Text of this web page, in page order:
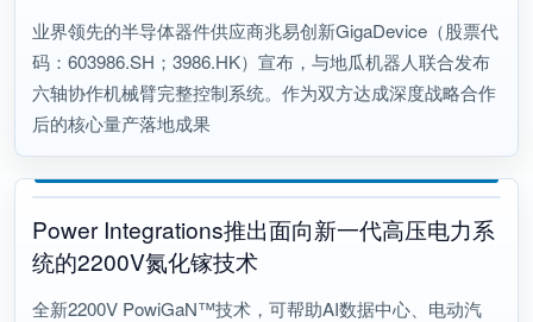
业界领先的半导体器件供应商兆易创新GigaDevice（股票代
码：603986.SH；3986.HK）宣布，与地瓜机器人联合发布
六轴协作机械臂完整控制系统。作为双方达成深度战略合作
后的核心量产落地成果
Power Integrations推出面向新一代高压电力系
统的2200V氮化镓技术
全新2200V PowiGaN™技术，可帮助AI数据中心、电动汽